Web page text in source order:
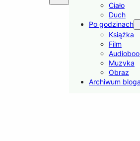
Ciało
Duch
Po godzinach
Książka
Film
Muzyka
Obraz
Archiwum bloga